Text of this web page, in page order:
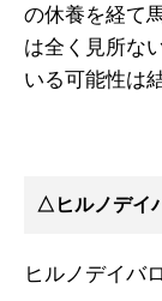
の休養を経て
は全く見所な
いる可能性は
△ヒルノデイ
ヒルノデイバ